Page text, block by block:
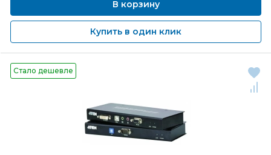
В корзину
Купить в один клик
Стало дешевле